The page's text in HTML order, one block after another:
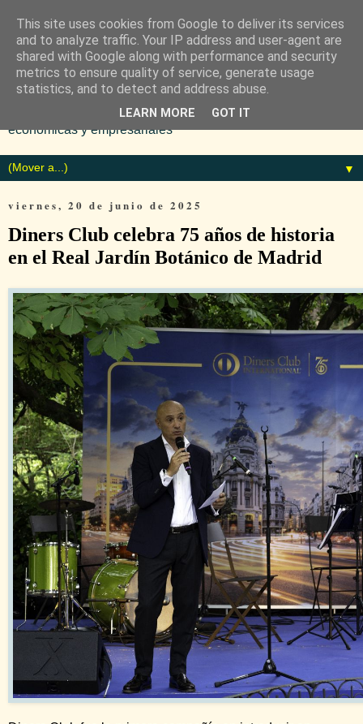
Diario especializado en noticias
económicas y empresariales
▼
viernes, 20 de junio de 2025
Diners Club celebra 75 años de historia
en el Real Jardín Botánico de Madrid
This site uses cookies from Google to deliver its services
and to analyze traffic. Your IP address and user-agent are
shared with Google along with performance and security
metrics to ensure quality of service, generate usage
statistics, and to detect and address abuse.
LEARN MORE GOT IT